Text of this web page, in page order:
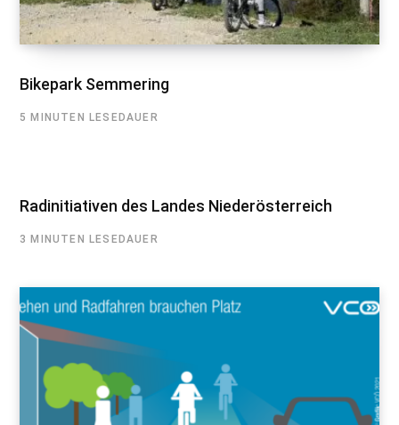
Bikepark Semmering
5 MINUTEN LESEDAUER
Radinitiativen des Landes Niederösterreich
3 MINUTEN LESEDAUER